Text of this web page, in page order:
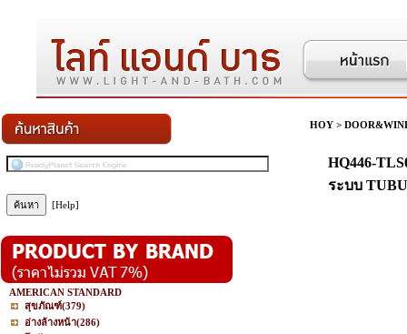
[Help]
AMERICAN STANDARD
สุขภัณฑ์(379)
อ่างล้างหน้า(286)
HOY >
HQ446-
ระบบ